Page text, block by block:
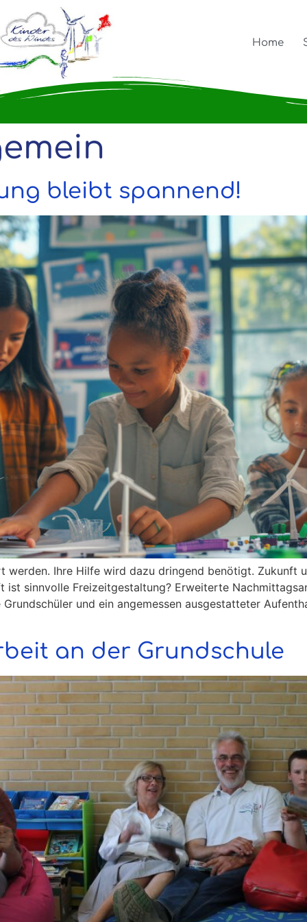
Home
bleibt spannend!
Ihre Hilfe wird dazu dringend benötigt. Zukunft
sinnvolle Freizeitgestaltung? Erweiterte
und ein angemessen ausgestatteter
an der Grundschule